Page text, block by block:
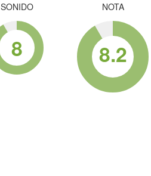
SONIDO
8
NOTA
8.2